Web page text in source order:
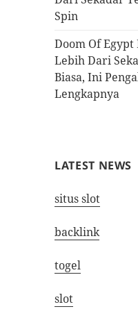
Spin
Doom Of Egypt
Lebih Dari
Biasa, Ini
Lengkapnya
LATEST NEWS
situs slot
backlink
togel
slot